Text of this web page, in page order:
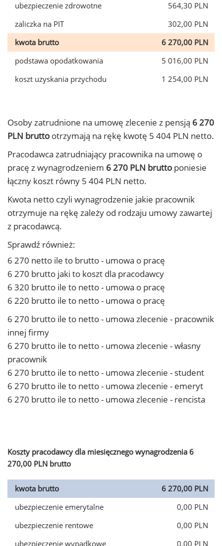
ubezpieczenie zdrowotne
564,30 PLN
zaliczka na PIT
302,00 PLN
kwota brutto
6 270,00 PLN
podstawa opodatkowania
5 016,00 PLN
koszt uzyskania przychodu
1 254,00 PLN
Osoby zatrudnione na umowę zlecenie z pensją 6 270
PLN brutto otrzymają na rękę kwotę 5 404 PLN netto.
Pracodawca zatrudniający pracownika na umowę o
pracę z wynagrodzeniem 6 270 PLN brutto poniesie
łączny koszt równy 5 404 PLN netto.
Kwota netto czyli wynagrodzenie jakie pracownik
otrzymuje na rękę zależy od rodzaju umowy zawartej
z pracodawcą.
Sprawdź również:
6 270 netto ile to brutto - umowa o pracę
6 270 brutto jaki to koszt dla pracodawcy
6 320 brutto ile to netto - umowa o pracę
6 220 brutto ile to netto - umowa o pracę
6 270 brutto ile to netto - umowa zlecenie - pracownik
innej firmy
6 270 brutto ile to netto - umowa zlecenie - własny
pracownik
6 270 brutto ile to netto - umowa zlecenie - student
6 270 brutto ile to netto - umowa zlecenie - emeryt
6 270 brutto ile to netto - umowa zlecenie - rencista
Koszty pracodawcy dla miesięcznego wynagrodzenia 6
270,00 PLN brutto
kwota brutto
6 270,00 PLN
ubezpieczenie emerytalne
0,00 PLN
ubezpieczenie rentowe
0,00 PLN
ubezpieczenie wypadkowe
0,00 PLN